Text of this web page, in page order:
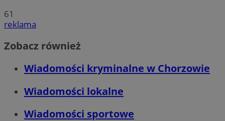
61
reklama
Zobacz również
Wiadomości kryminalne w Chorzowie
Wiadomości lokalne
Wiadomości sportowe